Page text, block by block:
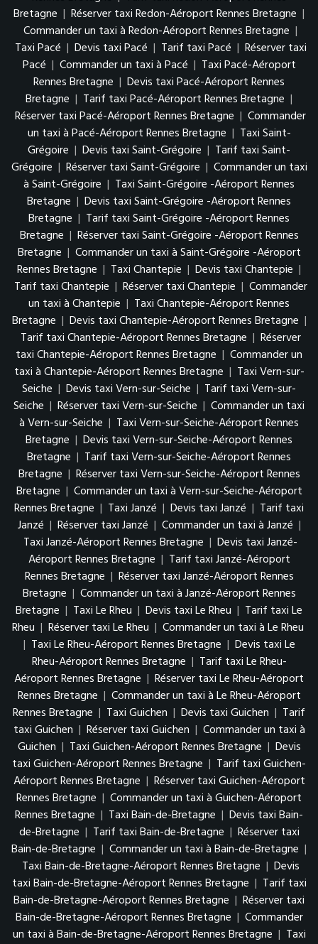
Bretagne | Réserver taxi Redon-Aéroport Rennes Bretagne |
Commander un taxi à Redon-Aéroport Rennes Bretagne |
Taxi Pacé | Devis taxi Pacé | Tarif taxi Pacé | Réserver taxi
Pacé | Commander un taxi à Pacé | Taxi Pacé-Aéroport
Rennes Bretagne | Devis taxi Pacé-Aéroport Rennes
Bretagne | Tarif taxi Pacé-Aéroport Rennes Bretagne |
Réserver taxi Pacé-Aéroport Rennes Bretagne | Commander
un taxi à Pacé-Aéroport Rennes Bretagne | Taxi Saint-
Grégoire | Devis taxi Saint-Grégoire | Tarif taxi Saint-
Grégoire | Réserver taxi Saint-Grégoire | Commander un taxi
à Saint-Grégoire | Taxi Saint-Grégoire -Aéroport Rennes
Bretagne | Devis taxi Saint-Grégoire -Aéroport Rennes
Bretagne | Tarif taxi Saint-Grégoire -Aéroport Rennes
Bretagne | Réserver taxi Saint-Grégoire -Aéroport Rennes
Bretagne | Commander un taxi à Saint-Grégoire -Aéroport
Rennes Bretagne | Taxi Chantepie | Devis taxi Chantepie |
Tarif taxi Chantepie | Réserver taxi Chantepie | Commander
un taxi à Chantepie | Taxi Chantepie-Aéroport Rennes
Bretagne | Devis taxi Chantepie-Aéroport Rennes Bretagne |
Tarif taxi Chantepie-Aéroport Rennes Bretagne | Réserver
taxi Chantepie-Aéroport Rennes Bretagne | Commander un
taxi à Chantepie-Aéroport Rennes Bretagne | Taxi Vern-sur-
Seiche | Devis taxi Vern-sur-Seiche | Tarif taxi Vern-sur-
Seiche | Réserver taxi Vern-sur-Seiche | Commander un taxi
à Vern-sur-Seiche | Taxi Vern-sur-Seiche-Aéroport Rennes
Bretagne | Devis taxi Vern-sur-Seiche-Aéroport Rennes
Bretagne | Tarif taxi Vern-sur-Seiche-Aéroport Rennes
Bretagne | Réserver taxi Vern-sur-Seiche-Aéroport Rennes
Bretagne | Commander un taxi à Vern-sur-Seiche-Aéroport
Rennes Bretagne | Taxi Janzé | Devis taxi Janzé | Tarif taxi
Janzé | Réserver taxi Janzé | Commander un taxi à Janzé |
Taxi Janzé-Aéroport Rennes Bretagne | Devis taxi Janzé-
Aéroport Rennes Bretagne | Tarif taxi Janzé-Aéroport
Rennes Bretagne | Réserver taxi Janzé-Aéroport Rennes
Bretagne | Commander un taxi à Janzé-Aéroport Rennes
Bretagne | Taxi Le Rheu | Devis taxi Le Rheu | Tarif taxi Le
Rheu | Réserver taxi Le Rheu | Commander un taxi à Le Rheu
| Taxi Le Rheu-Aéroport Rennes Bretagne | Devis taxi Le
Rheu-Aéroport Rennes Bretagne | Tarif taxi Le Rheu-
Aéroport Rennes Bretagne | Réserver taxi Le Rheu-Aéroport
Rennes Bretagne | Commander un taxi à Le Rheu-Aéroport
Rennes Bretagne | Taxi Guichen | Devis taxi Guichen | Tarif
taxi Guichen | Réserver taxi Guichen | Commander un taxi à
Guichen | Taxi Guichen-Aéroport Rennes Bretagne | Devis
taxi Guichen-Aéroport Rennes Bretagne | Tarif taxi Guichen-
Aéroport Rennes Bretagne | Réserver taxi Guichen-Aéroport
Rennes Bretagne | Commander un taxi à Guichen-Aéroport
Rennes Bretagne | Taxi Bain-de-Bretagne | Devis taxi Bain-
de-Bretagne | Tarif taxi Bain-de-Bretagne | Réserver taxi
Bain-de-Bretagne | Commander un taxi à Bain-de-Bretagne |
Taxi Bain-de-Bretagne-Aéroport Rennes Bretagne | Devis
taxi Bain-de-Bretagne-Aéroport Rennes Bretagne | Tarif taxi
Bain-de-Bretagne-Aéroport Rennes Bretagne | Réserver taxi
Bain-de-Bretagne-Aéroport Rennes Bretagne | Commander
un taxi à Bain-de-Bretagne-Aéroport Rennes Bretagne | Taxi